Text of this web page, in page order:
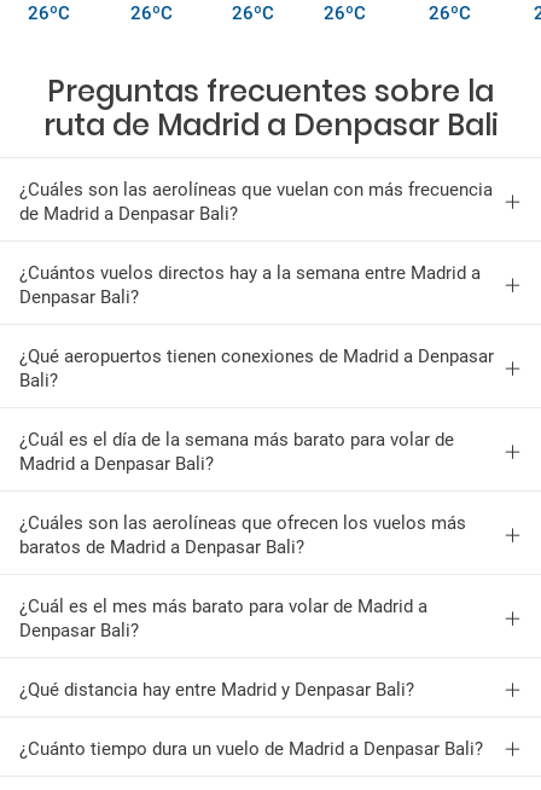
26ºC
26ºC
26ºC
26ºC
26ºC
Preguntas frecuentes sobre la
ruta de Madrid a Denpasar Bali
¿Cuáles son las aerolíneas que vuelan con más frecuencia
de Madrid a Denpasar Bali?
¿Cuántos vuelos directos hay a la semana entre Madrid a
Denpasar Bali?
¿Qué aeropuertos tienen conexiones de Madrid a Denpasar
Bali?
¿Cuál es el día de la semana más barato para volar de
Madrid a Denpasar Bali?
¿Cuáles son las aerolíneas que ofrecen los vuelos más
baratos de Madrid a Denpasar Bali?
¿Cuál es el mes más barato para volar de Madrid a
Denpasar Bali?
¿Qué distancia hay entre Madrid y Denpasar Bali?
¿Cuánto tiempo dura un vuelo de Madrid a Denpasar Bali?